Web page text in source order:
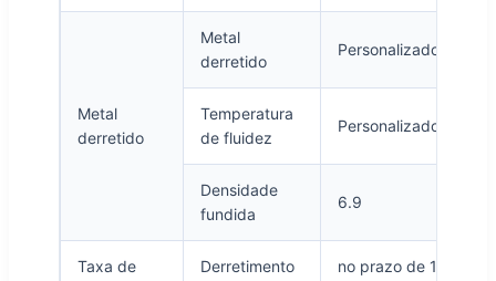
Metal
derretido
Metal
derretido
Personalizado
Temperatura
de fluidez
Personalizado
Densidade
fundida
6.9
Taxa de
Derretimento
no prazo de 1